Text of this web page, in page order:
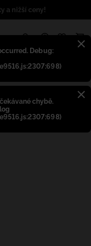
Debug:
chybě.
a nižší ceny!